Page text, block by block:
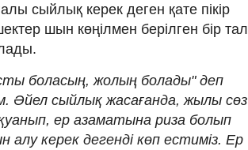
сыйлық керек деген қате пікір
шын көңілмен берілген бір тал
боласың, жолың болады" деп
Әйел сыйлық жасағанда, жылы сөз
ер азаматына риза болып
алу керек дегенді көп естиміз. Ер